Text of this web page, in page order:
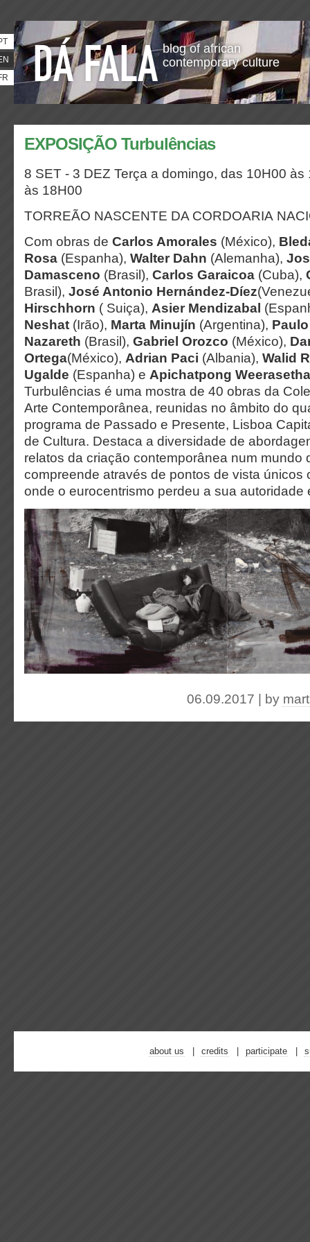
blog of african
contemporary culture
EXPOSIÇÃO Turbulências
8 SET - 3 DEZ Terça a domingo, das 10H00
às 18H00
TORREÃO NASCENTE DA CORDOARIA
Com obras de Carlos Amorales (México),
Rosa (Espanha), Walter Dahn (Alemanha),
Damasceno (Brasil), Carlos Garaicoa (Cuba),
Brasil), José Antonio Hernández-Díez
Hirschhorn ( Suiça), Asier Mendizabal
Neshat (Irão), Marta Minujín (Argentina), Paulo
Nazareth (Brasil), Gabriel Orozco (México),
Ortega(México), Adrian Paci (Albania), Walid
Ugalde (Espanha) e Apichatpong
Turbulências é uma mostra de 40 obras da
Arte Contemporânea, reunidas no âmbito do
programa de Passado e Presente, Lisboa
de Cultura. Destaca a diversidade de
relatos da criação contemporânea num mundo
compreende através de pontos de vista únicos
onde o eurocentrismo perdeu a sua autoridade
06.09.2017 | by
about us credits participate